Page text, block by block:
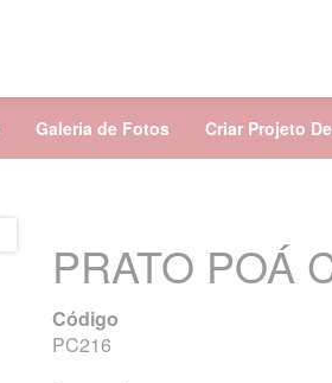
Galeria de Fotos Criar Projeto
PRATO POÁ
Código
PC216